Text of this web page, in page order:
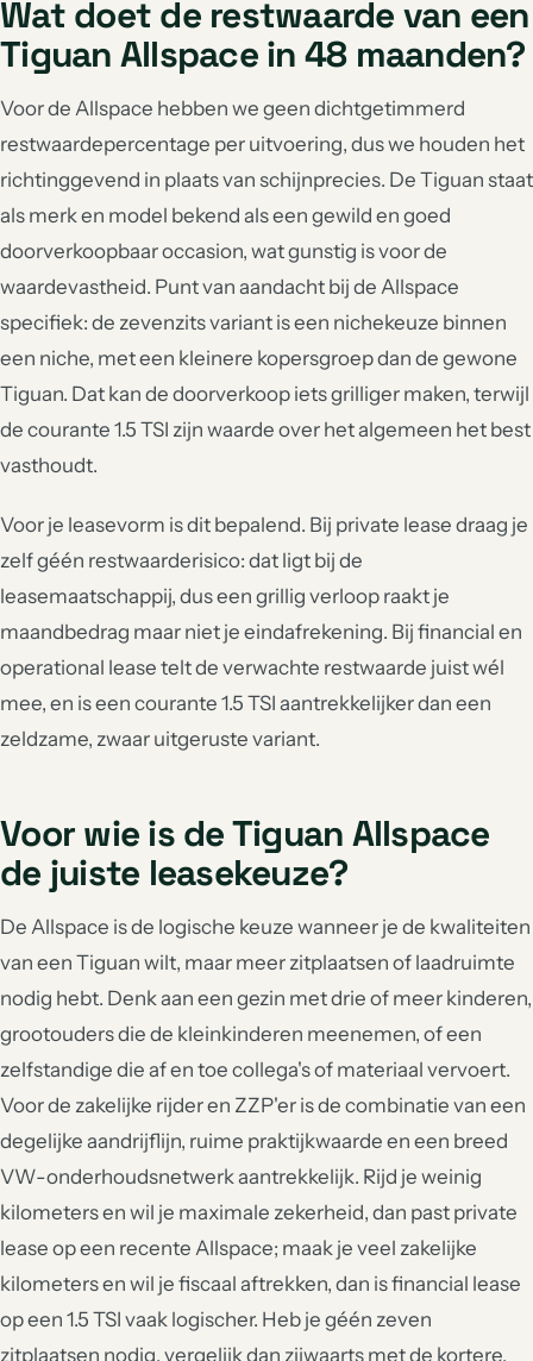
Wat doet de restwaarde van een
Tiguan Allspace in 48 maanden?
Voor de Allspace hebben we geen dichtgetimmerd
restwaardepercentage per uitvoering, dus we houden het
richtinggevend in plaats van schijnprecies. De Tiguan staat
als merk en model bekend als een gewild en goed
doorverkoopbaar occasion, wat gunstig is voor de
waardevastheid. Punt van aandacht bij de Allspace
specifiek: de zevenzits variant is een nichekeuze binnen
een niche, met een kleinere kopersgroep dan de gewone
Tiguan. Dat kan de doorverkoop iets grilliger maken, terwijl
de courante 1.5 TSI zijn waarde over het algemeen het best
vasthoudt.
Voor je leasevorm is dit bepalend. Bij private lease draag je
zelf géén restwaarderisico: dat ligt bij de
leasemaatschappij, dus een grillig verloop raakt je
maandbedrag maar niet je eindafrekening. Bij financial en
operational lease telt de verwachte restwaarde juist wél
mee, en is een courante 1.5 TSI aantrekkelijker dan een
zeldzame, zwaar uitgeruste variant.
Voor wie is de Tiguan Allspace
de juiste leasekeuze?
De Allspace is de logische keuze wanneer je de kwaliteiten
van een Tiguan wilt, maar meer zitplaatsen of laadruimte
nodig hebt. Denk aan een gezin met drie of meer kinderen,
grootouders die de kleinkinderen meenemen, of een
zelfstandige die af en toe collega's of materiaal vervoert.
Voor de zakelijke rijder en ZZP'er is de combinatie van een
degelijke aandrijflijn, ruime praktijkwaarde en een breed
VW-onderhoudsnetwerk aantrekkelijk. Rijd je weinig
kilometers en wil je maximale zekerheid, dan past private
lease op een recente Allspace; maak je veel zakelijke
kilometers en wil je fiscaal aftrekken, dan is financial lease
op een 1.5 TSI vaak logischer. Heb je géén zeven
zitplaatsen nodig, vergelijk dan zijwaarts met de kortere,